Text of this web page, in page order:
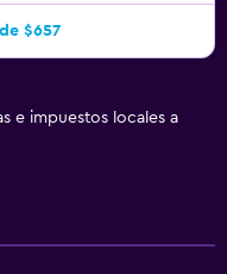
$657
e impuestos locales a